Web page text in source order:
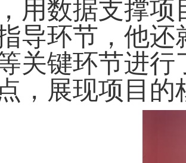
用数据支撑
导环节，他
关键环节进
，展现项目